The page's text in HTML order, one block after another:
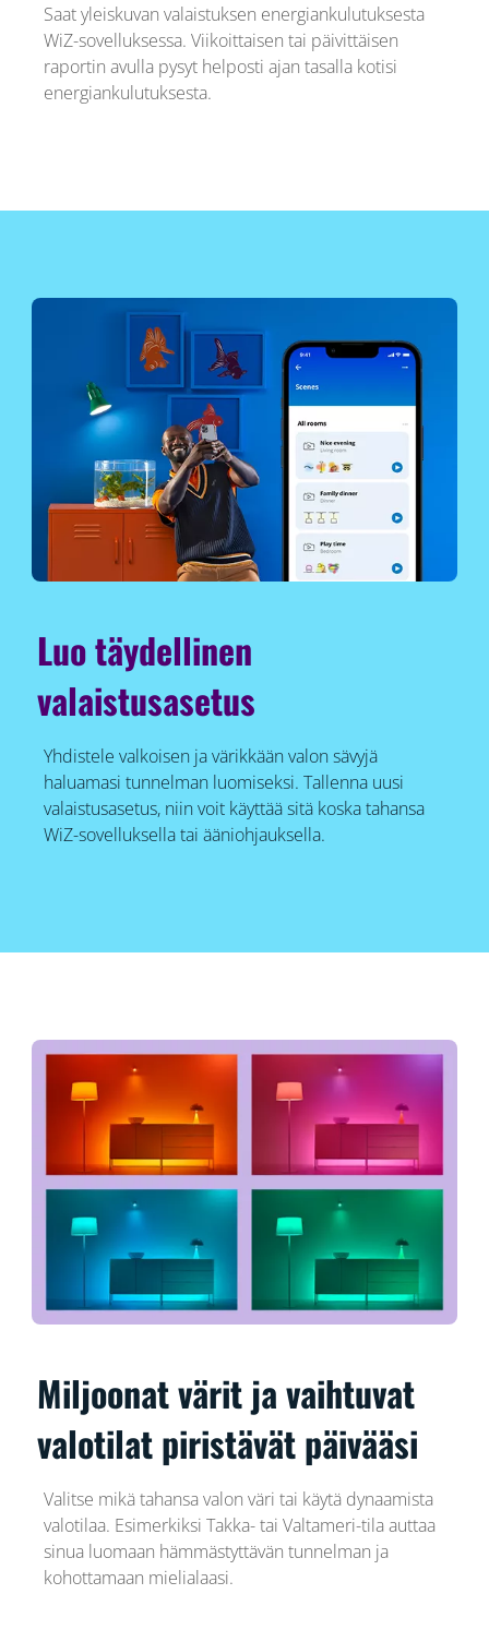
Saat yleiskuvan valaistuksen energiankulutuksesta
WiZ-sovelluksessa. Viikoittaisen tai päivittäisen
raportin avulla pysyt helposti ajan tasalla kotisi
energiankulutuksesta.
Luo täydellinen
valaistusasetus
Yhdistele valkoisen ja värikkään valon sävyjä
haluamasi tunnelman luomiseksi. Tallenna uusi
valaistusasetus, niin voit käyttää sitä koska tahansa
WiZ-sovelluksella tai ääniohjauksella.
Miljoonat värit ja vaihtuvat
valotilat piristävät päivääsi
Valitse mikä tahansa valon väri tai käytä dynaamista
valotilaa. Esimerkiksi Takka- tai Valtameri-tila auttaa
sinua luomaan hämmästyttävän tunnelman ja
kohottamaan mielialaasi.